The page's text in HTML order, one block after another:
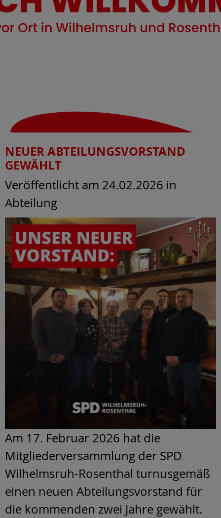
NEUER ABTEILUNGSVORSTAND
GEWÄHLT
Veröffentlicht am 24.02.2026 in
Abteilung
Am 17. Februar 2026 hat die
Mitgliederversammlung der SPD
Wilhelmsruh-Rosenthal turnusgemäß
einen neuen Abteilungsvorstand für
die kommenden zwei Jahre gewählt.